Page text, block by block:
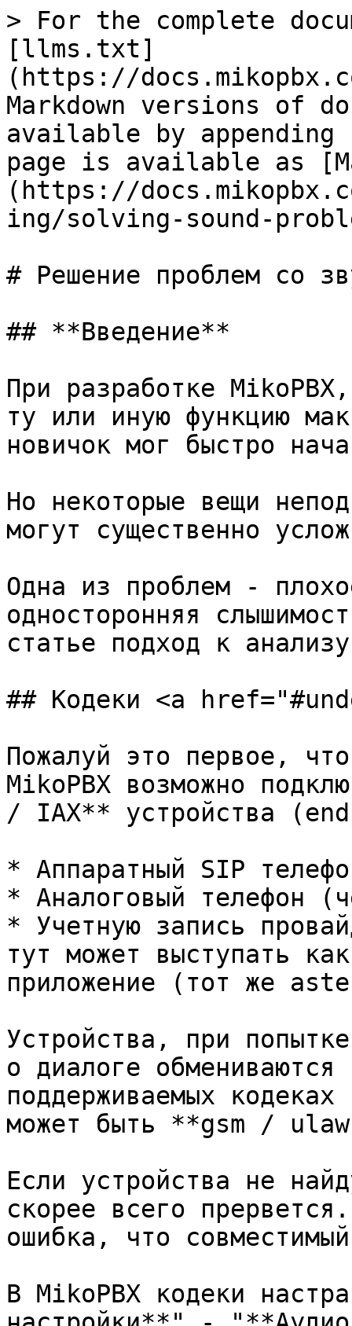
> For the complete
[llms.txt]
(https://
Markdown versions of
available by
page is available as
(https://
ing/solving-sound-
# Решение проблем со
## **Введение**
При разработке
ту или иную функцию
новичок мог быстро
Но некоторые вещи
могут существенно
Одна из проблем -
односторонняя
статье подход к
## Кодеки <a
Пожалуй это первое,
MikoPBX возможно
/ IAX** устройства
* Аппаратный SIP
* Аналоговый телефон
* Учетную запись
тут может выступать
приложение (тот же
Устройства, при
о диалоге обмениваются
поддерживаемых
может быть **gsm /
Если устройства не
скорее всего
ошибка, что
В MikoPBX кодеки